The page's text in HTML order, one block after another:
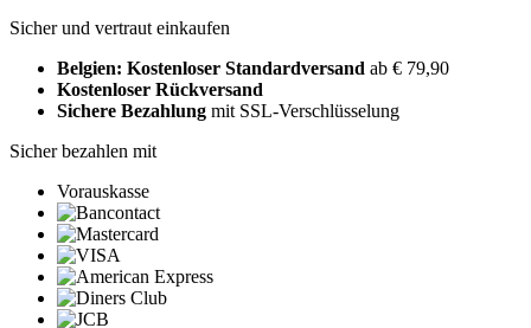
Sicher und vertraut einkaufen
Belgien: Kostenloser Standardversand ab € 79,90
Kostenloser Rückversand
Sichere Bezahlung mit SSL-Verschlüsselung
Sicher bezahlen mit
Vorauskasse